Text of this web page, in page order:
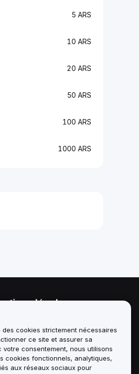
5 ARS
10 ARS
20 ARS
50 ARS
100 ARS
1000 ARS
légales
d'intérêts
de la politique de
et d'administration
des cookies strictement nécessaires
ce site et assurer sa
votre consentement, nous utilisons
cookies fonctionnels, analytiques,
aux réseaux sociaux pour